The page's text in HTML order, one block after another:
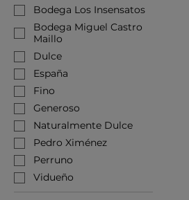
Bodega Los Insensatos
Bodega Miguel Castro
Maillo
Dulce
España
Fino
Generoso
Naturalmente Dulce
Pedro Ximénez
Perruno
Vidueño